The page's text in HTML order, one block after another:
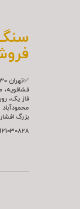
فاز یک،
بزرگ
| | |